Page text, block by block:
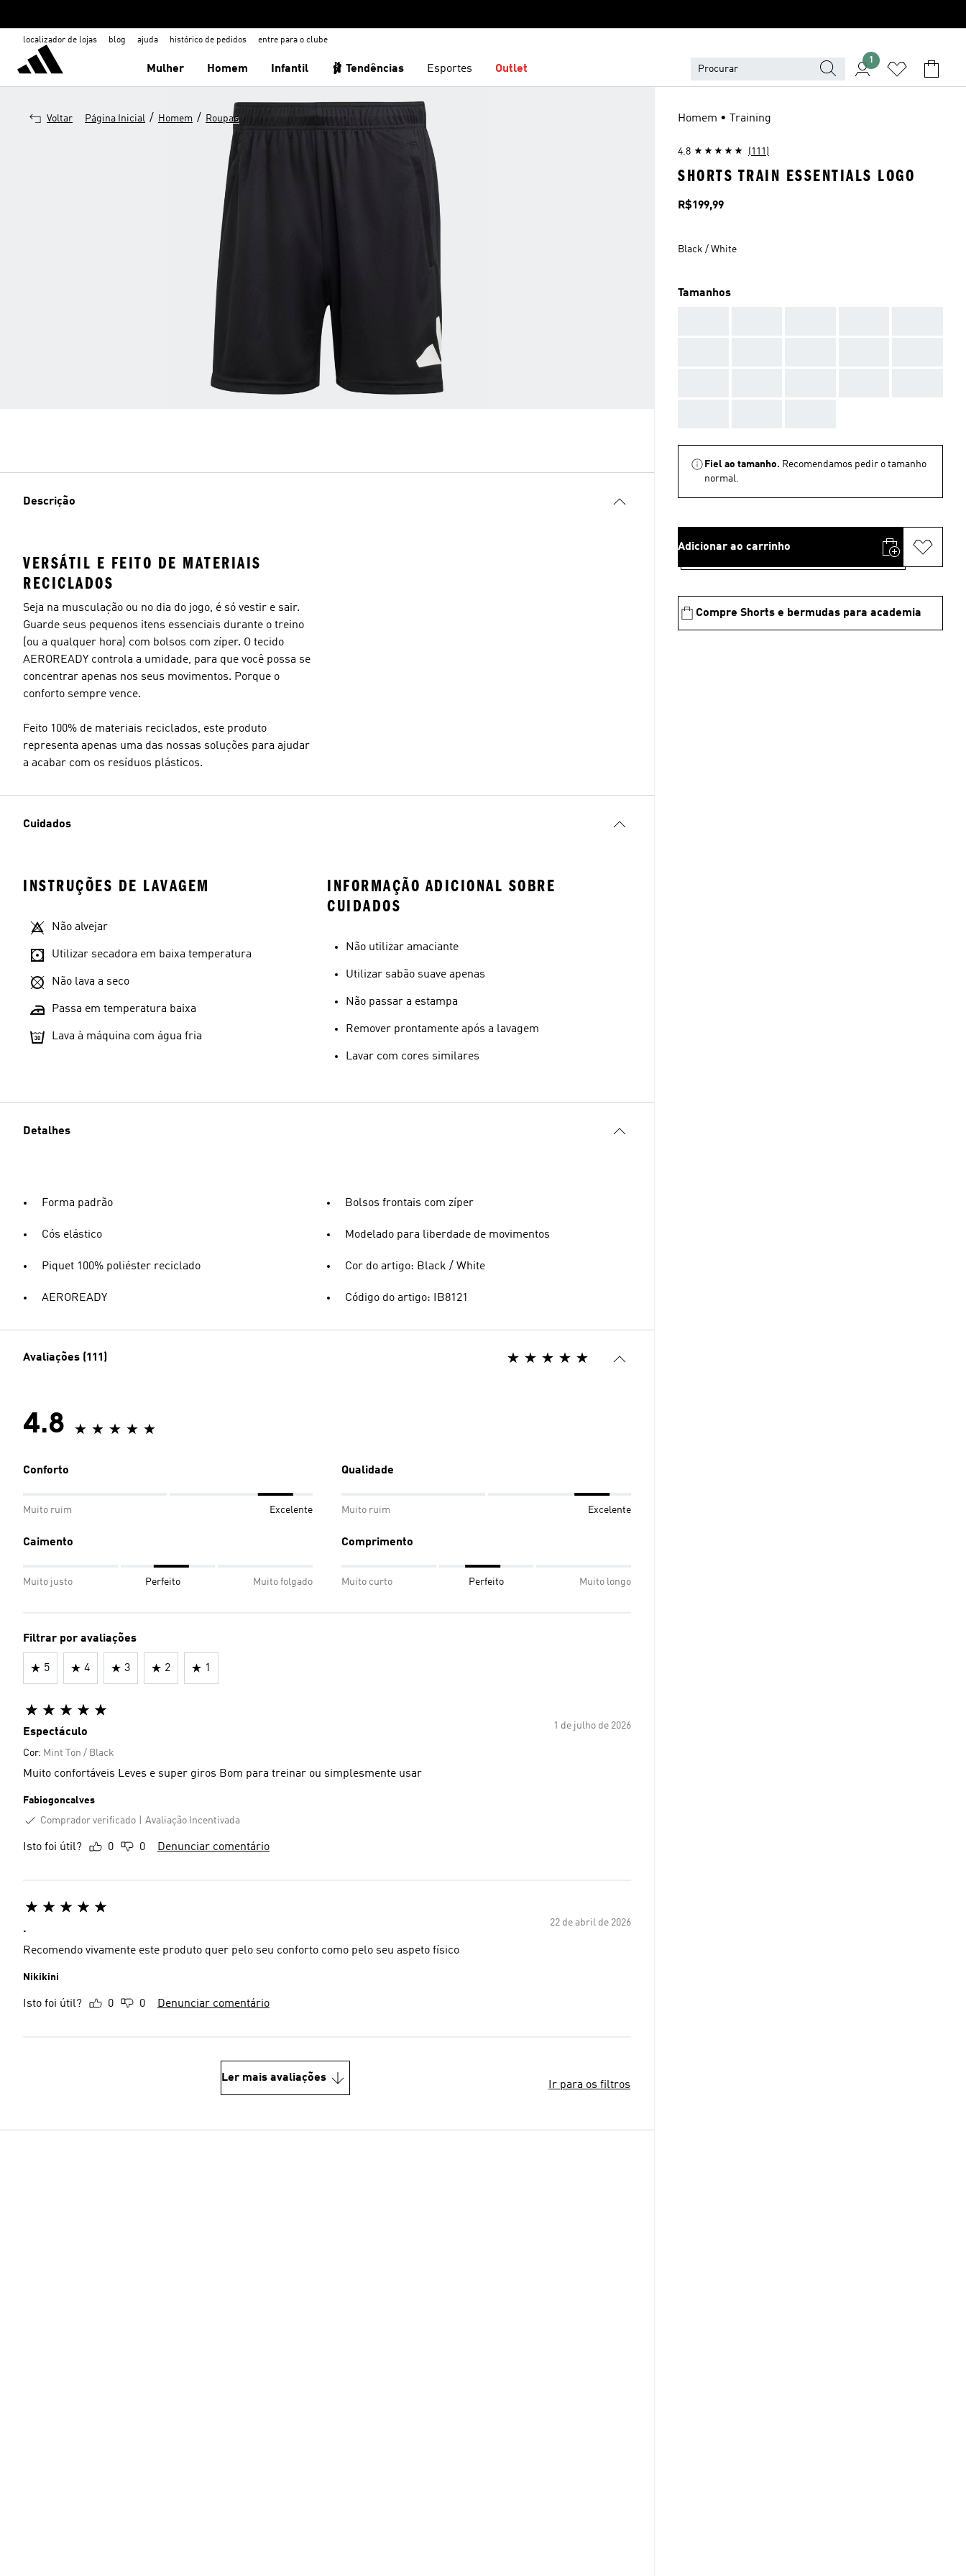
localizador de lojas blog ajuda histórico de pedidos entre para o clube
Mulher Homem Infantil 🩰 Tendências Esportes Outlet
1
Voltar Página Inicial / Homem / Roupas
Descrição
VERSÁTIL E FEITO DE MATERIAIS
RECICLADOS
Seja na musculação ou no dia do jogo, é só vestir e sair.
Guarde seus pequenos itens essenciais durante o treino
(ou a qualquer hora) com bolsos com zíper. O tecido
AEROREADY controla a umidade, para que você possa se
concentrar apenas nos seus movimentos. Porque o
conforto sempre vence.
Feito 100% de materiais reciclados, este produto
representa apenas uma das nossas soluções para ajudar
a acabar com os resíduos plásticos.
Cuidados
INSTRUÇÕES DE LAVAGEM
Não alvejar
Utilizar secadora em baixa temperatura
Não lava a seco
Passa em temperatura baixa
Lava à máquina com água fria
INFORMAÇÃO ADICIONAL SOBRE
CUIDADOS
Não utilizar amaciante
Utilizar sabão suave apenas
Não passar a estampa
Remover prontamente após a lavagem
Lavar com cores similares
Detalhes
Forma padrão
Cós elástico
Piquet 100% poliéster reciclado
AEROREADY
Bolsos frontais com zíper
Modelado para liberdade de movimentos
Cor do artigo: Black / White
Código do artigo: IB8121
Avaliações (111)
4.8
Conforto
Muito ruim Excelente
Qualidade
Muito ruim Excelente
Caimento
Muito justo Perfeito Muito folgado
Comprimento
Muito curto Perfeito Muito longo
Filtrar por avaliações
5 4 3 2 1
1 de julho de 2026
Espectáculo
Cor: Mint Ton / Black
Muito confortáveis Leves e super giros Bom para treinar ou simplesmente usar
Fabiogoncalves
Comprador verificado
Avaliação Incentivada
Isto foi útil? 0 0 Denunciar comentário
22 de abril de 2026
.
Recomendo vivamente este produto quer pelo seu conforto como pelo seu aspeto físico
Nikikini
Isto foi útil? 0 0 Denunciar comentário
Ler mais avaliações
Ir para os filtros
Homem • Training
4.8 (111)
SHORTS TRAIN ESSENTIALS LOGO
Preço
R$199,99
Black / White
Tamanhos
Fiel ao tamanho. Recomendamos pedir o tamanho
normal.
Adicionar ao carrinho
Compre Shorts e bermudas para academia